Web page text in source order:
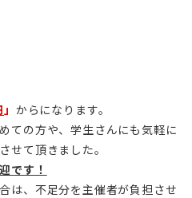
」 からになります。
ての方や、学生さんにも気軽に
せて頂きました。
です！
は、不足分を主催者が負担させ